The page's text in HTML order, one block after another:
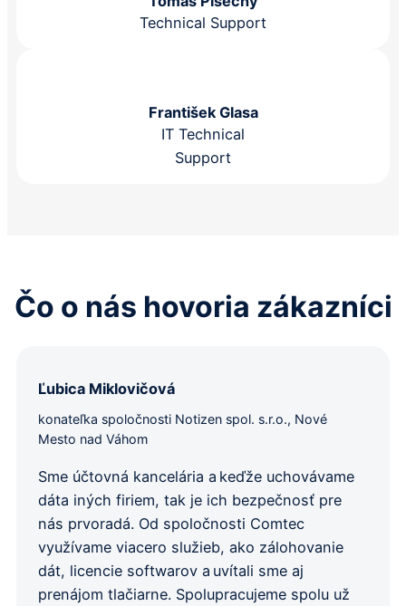
Technical Support
František Glasa
IT Technical
Support
Čo o nás hovoria zákazníci
Ľubica Miklovičová
konateľka spoločnosti Notizen spol. s.r.o., Nové
Mesto nad Váhom
Sme účtovná kancelária a keďže uchovávame
dáta iných firiem, tak je ich bezpečnosť pre
nás prvoradá. Od spoločnosti Comtec
využívame viacero služieb, ako zálohovanie
dát, licencie softwarov a uvítali sme aj
prenájom tlačiarne. Spolupracujeme spolu už